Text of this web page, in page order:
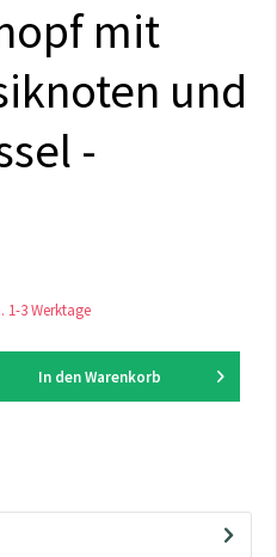
mit
und
-
1-3 Werktage
In den Warenkorb